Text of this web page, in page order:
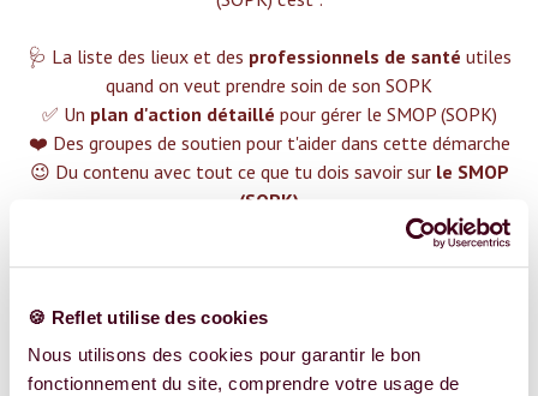
🍪 Reflet utilise des cookies
Nous utilisons des cookies pour garantir le bon
fonctionnement du site, comprendre votre usage de
🩺 La liste des lieux et des professionnels de santé utiles
quand on veut prendre soin de son SOPK
✅ Un plan d'action détaillé pour gérer le SMOP (SOPK)
❤️ Des groupes de soutien pour t'aider dans cette démarche
😉 Du contenu avec tout ce que tu dois savoir sur le SMOP
(SOPK)
Plus de 400 femmes déjà accompagnées !